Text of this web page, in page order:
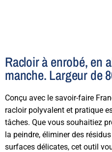
Racloir à enrobé, en
manche. Largeur de
Conçu avec le savoir-faire
racloir polyvalent et pratique
tâches. Que vous souhaitiez
la peindre, éliminer des
surfaces délicates, cet outil